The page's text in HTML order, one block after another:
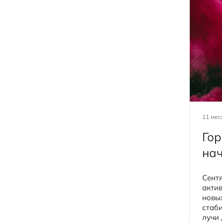
11
лучи